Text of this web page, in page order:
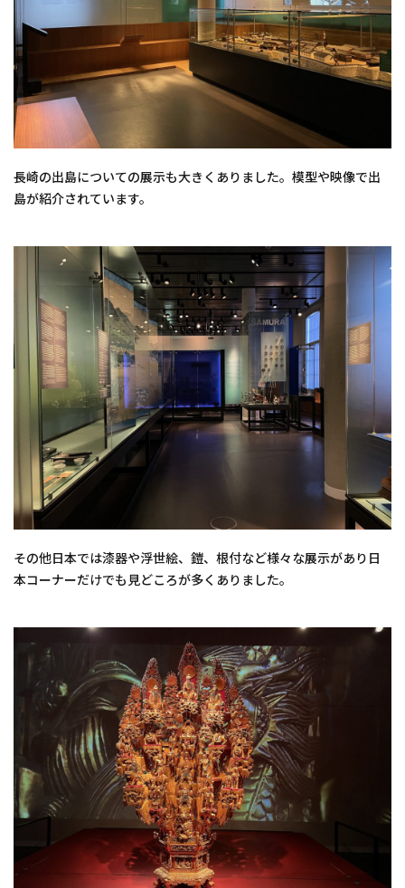
長崎の出島についての展示も大きくありました。模型や映像で出
島が紹介されています。
その他日本では漆器や浮世絵、鎧、根付など様々な展示があり日
本コーナーだけでも見どころが多くありました。